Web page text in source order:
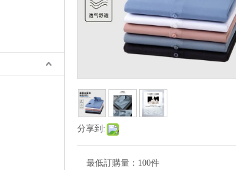
分享到:
最低訂購量： 100件